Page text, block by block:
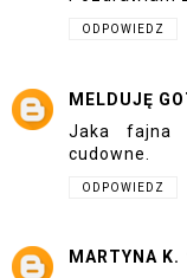
ODPOWIEDZ
MELDUJĘ
Jaka fajna
cudowne.
ODPOWIEDZ
MARTYNA K.